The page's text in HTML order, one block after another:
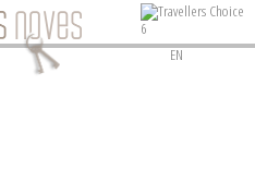
6
EN